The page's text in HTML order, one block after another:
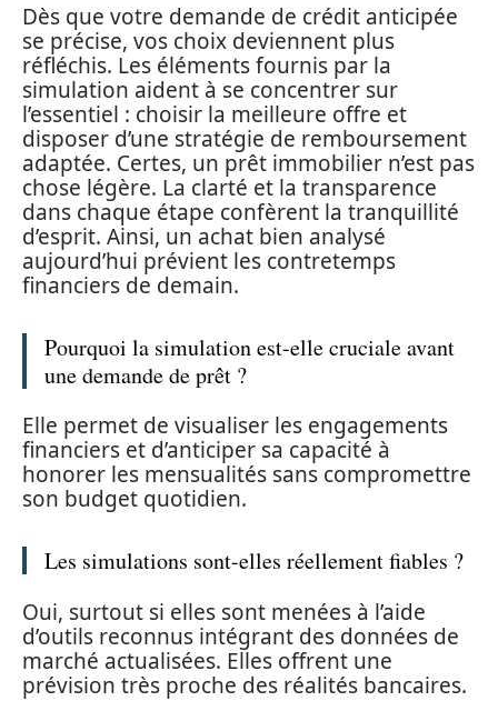
Dès que votre demande de crédit anticipée
se précise, vos choix deviennent plus
réfléchis. Les éléments fournis par la
simulation aident à se concentrer sur
l’essentiel : choisir la meilleure offre et
disposer d’une stratégie de remboursement
adaptée. Certes, un prêt immobilier n’est pas
chose légère. La clarté et la transparence
dans chaque étape confèrent la tranquillité
d’esprit. Ainsi, un achat bien analysé
aujourd’hui prévient les contretemps
financiers de demain.
Pourquoi la simulation est-elle cruciale avant
une demande de prêt ?
Elle permet de visualiser les engagements
financiers et d’anticiper sa capacité à
honorer les mensualités sans compromettre
son budget quotidien.
Les simulations sont-elles réellement fiables ?
Oui, surtout si elles sont menées à l’aide
d’outils reconnus intégrant des données de
marché actualisées. Elles offrent une
prévision très proche des réalités bancaires.